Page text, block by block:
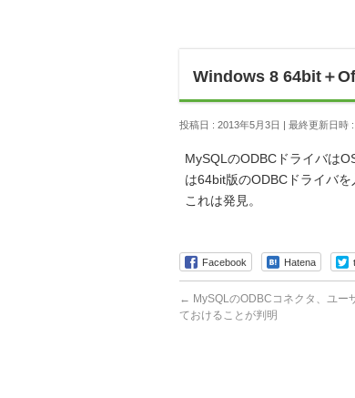
Windows 8 64bit＋
投稿日 : 2013年5月3日 最終更新日時
MySQLのODBCドライバは
は64bit版のODBCドライバ
これは発見。
Facebook Hatena
← MySQLのODBCコネクタ、ユー
ておけることが判明